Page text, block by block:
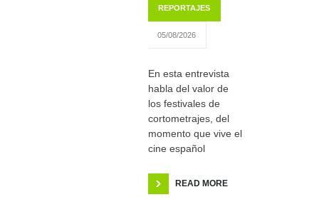
REPORTAJES
05/08/2026
En esta entrevista
habla del valor de
los festivales de
cortometrajes, del
momento que vive el
cine español
READ MORE